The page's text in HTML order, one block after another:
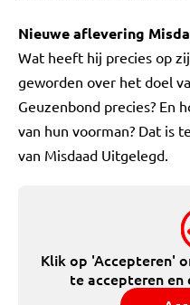
Nieuwe aflevering
Wat heeft hij precies op
geworden over het doel
Geuzenbond precies? En
van hun voorman? Dat is
van Misdaad Uitgelegd.
Klik op 'Accepteren'
te accepteren en